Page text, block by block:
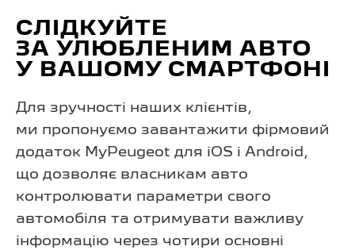
СЛІДКУЙТЕ
ЗА УЛЮБЛЕНИМ АВТО
У ВАШОМУ СМАРТФОНІ
Для зручності наших клієнтів,
ми пропонуємо завантажити фірмовий
додаток MyPeugeot для iOS і Android,
що дозволяє власникам авто
контролювати параметри свого
автомобіля та отримувати важливу
інформацію через чотири основні